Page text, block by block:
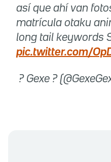
así que ahí van
matrícula otaku
long tail keywords
pic.twitter.com/
 ? Gexe ?